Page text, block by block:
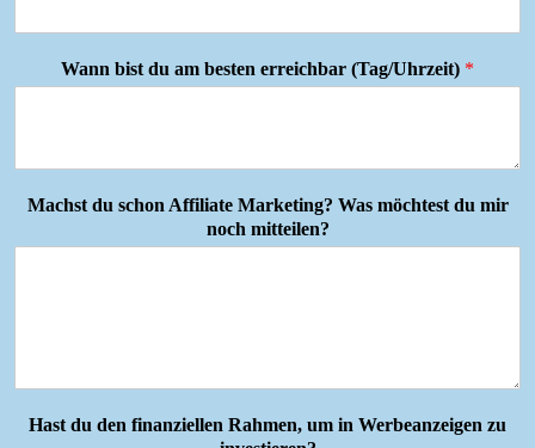
Wann bist du am besten erreichbar (Tag/Uhrzeit) *
Machst du schon Affiliate Marketing? Was möchtest du mir
noch mitteilen?
Hast du den finanziellen Rahmen, um in Werbeanzeigen zu